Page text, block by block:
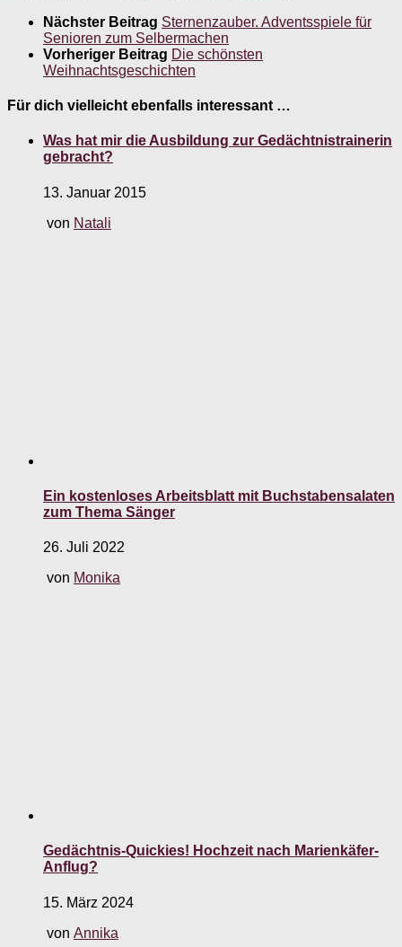
Nächster Beitrag Sternenzauber. Adventsspiele für
Senioren zum Selbermachen
Vorheriger Beitrag Die schönsten
Weihnachtsgeschichten
Für dich vielleicht ebenfalls interessant …
Was hat mir die Ausbildung zur Gedächtnistrainerin
gebracht?
13. Januar 2015
von Natali
Ein kostenloses Arbeitsblatt mit Buchstabensalaten
zum Thema Sänger
26. Juli 2022
von Monika
Gedächtnis-Quickies! Hochzeit nach Marienkäfer-
Anflug?
15. März 2024
von Annika